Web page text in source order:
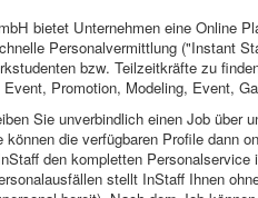
bietet Unternehmen eine Online
Personalvermittlung ("Instant
bzw. Teilzeitkräfte zu
Promotion, Modeling, Event,
Sie unverbindlich einen Job über
können die verfügbaren Profile dann
den kompletten
stellt InStaff Ihnen